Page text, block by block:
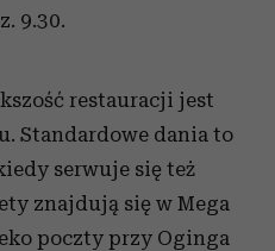
9.30.
restauracji jest
Standardowe dania to
serwuje się też
znajdują się w Mega
poczty przy Oginga